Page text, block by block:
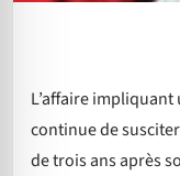
L’affaire
continue de
de trois ans après